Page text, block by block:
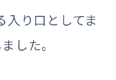
入り口としてま
した。